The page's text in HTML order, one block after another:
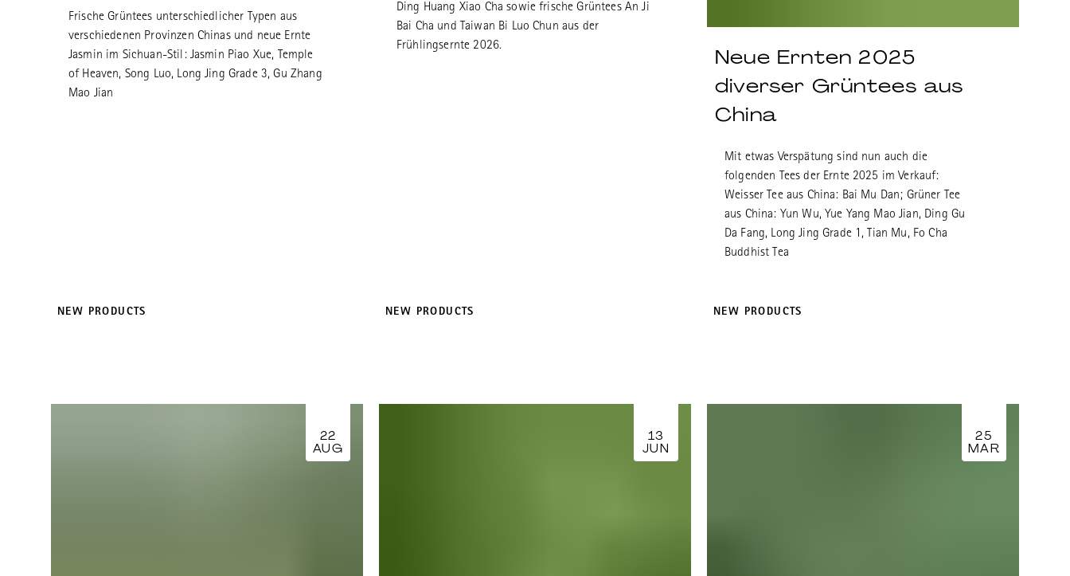
Frische Grüntees unterschiedlicher Typen aus
verschiedenen Provinzen Chinas und neue Ernte
Jasmin im Sichuan-Stil: Jasmin Piao Xue, Temple
of Heaven, Song Luo, Long Jing Grade 3, Gu Zhang
Mao Jian
NEW PRODUCTS
Ding Huang Xiao Cha sowie frische Grüntees An Ji
Bai Cha und Taiwan Bi Luo Chun aus der
Frühlingsernte 2026.
NEW PRODUCTS
Neue Ernten 2025
diverser Grüntees aus
China
Mit etwas Verspätung sind nun auch die
folgenden Tees der Ernte 2025 im Verkauf:
Weisser Tee aus China: Bai Mu Dan; Grüner Tee
aus China: Yun Wu, Yue Yang Mao Jian, Ding Gu
Da Fang, Long Jing Grade 1, Tian Mu, Fo Cha
Buddhist Tea
NEW PRODUCTS
22
AUG
13
JUN
25
MAR